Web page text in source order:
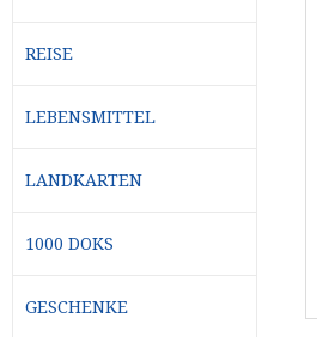
REISE
LEBENSMITTEL
LANDKARTEN
1000 DOKS
GESCHENKE